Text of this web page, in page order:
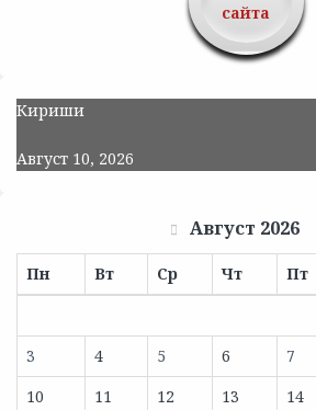
сайта
Кириши
Август 10, 2026
Август 2026
Пн Вт Ср Чт Пт
3
4 5 6 7
10
11 12 13 14